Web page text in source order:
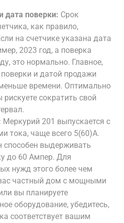
дата поверки: Срок
как правило,
на счетчике указана дата
2023 год, а поверка
это нормально. Главное,
и датой продажи
времени. Оптимально
сократить свой
Меркурий 201 выпускается с
тока, чаще всего 5(60)А.
способен выдерживать
до 60 Ампер. Для
нужд этого более чем
частный дом с мощными
вы планируете
оборудование, убедитесь,
соответствует вашим